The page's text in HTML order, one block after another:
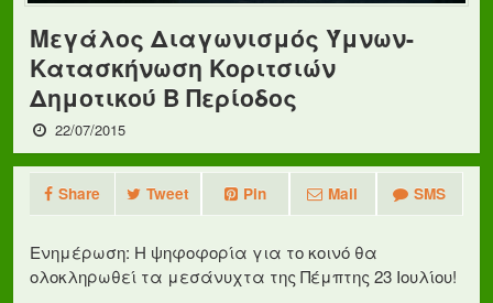
Μεγάλος Διαγωνισμός Ύμνων-
Κατασκήνωση Κοριτσιών
Δημοτικού Β Περίοδος
22/07/2015
Share Tweet Pin Mail SMS
Ενημέρωση: Η ψηφοφορία για το κοινό θα
ολοκληρωθεί τα μεσάνυχτα της Πέμπτης 23 Ιουλίου!